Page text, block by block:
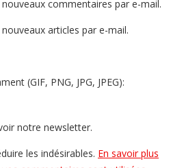
commentaires par e-mail.
articles par e-mail.
(GIF, PNG, JPG, JPEG):
notre newsletter.
les indésirables. En savoir plus